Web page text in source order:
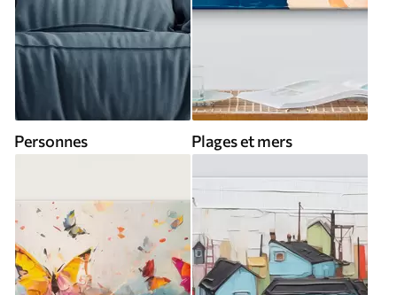
Personnes Plages et mers